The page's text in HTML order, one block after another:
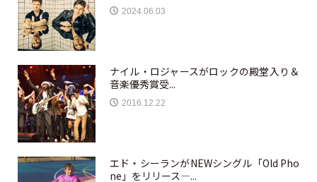
2024.06.03
ナイル・ロジャースがロックの殿堂入り＆
音楽優秀賞受...
2016.12.22
エド・シーランがNEWシングル「Old Pho
ne」をリリース—...